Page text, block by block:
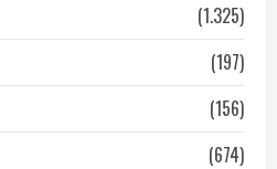
(1.325)
(197)
(156)
(674)